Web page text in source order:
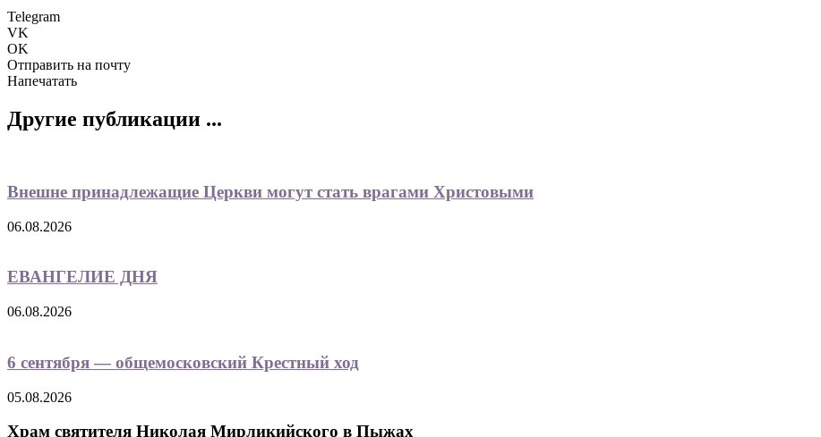
Telegram
VK
OK
Отправить на почту
Напечатать
Другие публикации ...
Внешне принадлежащие Церкви могут стать врагами Христовыми
06.08.2026
ЕВАНГЕЛИЕ ДНЯ
06.08.2026
6 сентября — общемосковский Крестный ход
05.08.2026
Храм святителя Николая Мирликийского в Пыжах